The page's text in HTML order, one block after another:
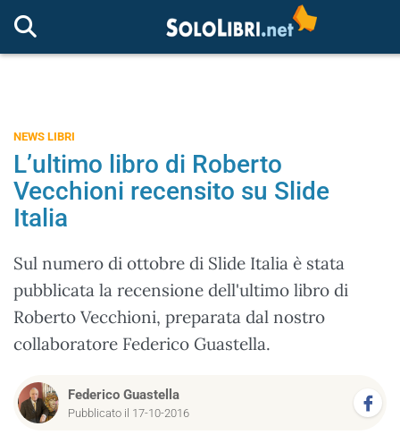
NEWS LIBRI
L’ultimo libro di Roberto
Vecchioni recensito su Slide
Italia
Sul numero di ottobre di Slide Italia è stata
pubblicata la recensione dell'ultimo libro di
Roberto Vecchioni, preparata dal nostro
collaboratore Federico Guastella.
Federico Guastella
Pubblicato il 17-10-2016